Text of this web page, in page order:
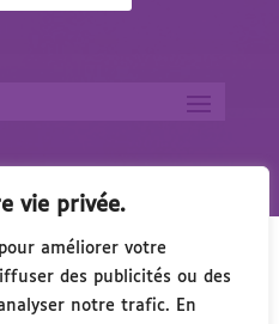
vie privée.
améliorer votre
des publicités ou des
notre trafic. En